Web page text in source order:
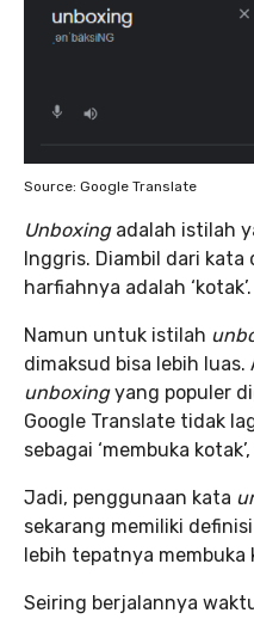
Source: Google Translate
Unboxingadalah istilah
Inggris. Diambil dari kata
harfiahnya adalah ‘kotak’.
Namun untuk istilah
dimaksud bisa lebih
unboxingyang populer
Google Translate tidak
sebagai ‘membuka
Jadi, penggunaan kata
sekarang memiliki
lebih tepatnya membuka
Seiring berjalannya